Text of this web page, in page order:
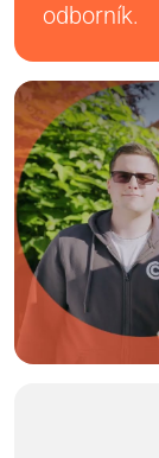
odborník.